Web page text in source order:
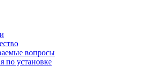
вопросы
по установке